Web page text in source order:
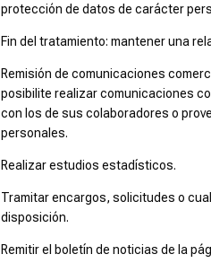
protección de datos de carácter
Fin del tratamiento: mantener una
Remisión de comunicaciones
posibilite realizar comunicaciones
con los de sus colaboradores o
personales.
Realizar estudios estadísticos.
Tramitar encargos, solicitudes o
disposición.
Remitir el boletín de noticias de la